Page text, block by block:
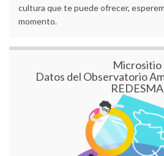
cultura que te puede ofrecer,
momento.
Micrositio
Datos del Observatorio
REDESMA